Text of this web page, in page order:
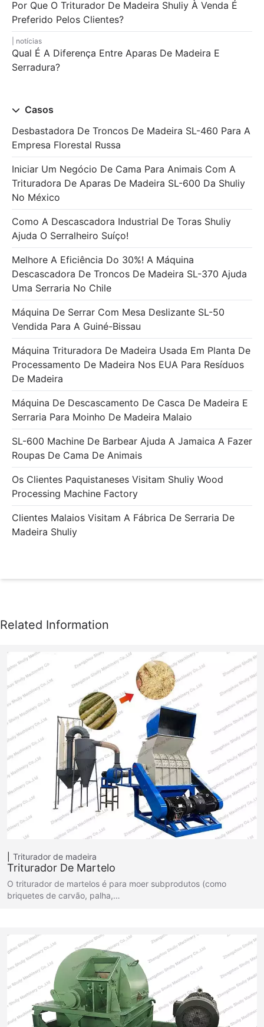
Por Que O Triturador De Madeira Shuliy À Venda É
Preferido Pelos Clientes?
notícias
Qual É A Diferença Entre Aparas De Madeira E
Serradura?
Casos
Desbastadora De Troncos De Madeira SL-460 Para A
Empresa Florestal Russa
Iniciar Um Negócio De Cama Para Animais Com A
Trituradora De Aparas De Madeira SL-600 Da Shuliy
No México
Como A Descascadora Industrial De Toras Shuliy
Ajuda O Serralheiro Suíço!
Melhore A Eficiência Do 30%! A Máquina
Descascadora De Troncos De Madeira SL-370 Ajuda
Uma Serraria No Chile
Máquina De Serrar Com Mesa Deslizante SL-50
Vendida Para A Guiné-Bissau
Máquina Trituradora De Madeira Usada Em Planta De
Processamento De Madeira Nos EUA Para Resíduos
De Madeira
Máquina De Descascamento De Casca De Madeira E
Serraria Para Moinho De Madeira Malaio
SL-600 Machine De Barbear Ajuda A Jamaica A Fazer
Roupas De Cama De Animais
Os Clientes Paquistaneses Visitam Shuliy Wood
Processing Machine Factory
Clientes Malaios Visitam A Fábrica De Serraria De
Madeira Shuliy
Triturador de madeira
Triturador De Martelo
O triturador de martelos é para moer subprodutos (como
briquetes de carvão, palha,…